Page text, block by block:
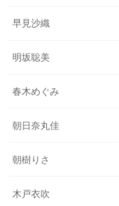
早見沙織
明坂聡美
春木めぐみ
朝日奈丸佳
朝樹りさ
木戸衣吹